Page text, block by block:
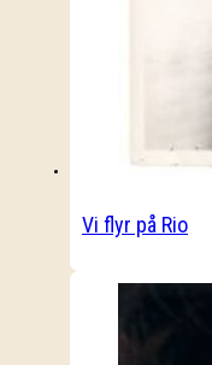
Vi flyr på Rio